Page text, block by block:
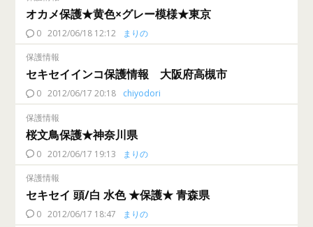
オカメ保護★黄色×グレー模様★東京
0 2012/06/18 12:12 まりの
保護情報
セキセイインコ保護情報 大阪府高槻市
0 2012/06/17 20:18 chiyodori
保護情報
桜文鳥保護★神奈川県
0 2012/06/17 19:13 まりの
保護情報
セキセイ 頭/白 水色 ★保護★ 青森県
0 2012/06/17 18:47 まりの